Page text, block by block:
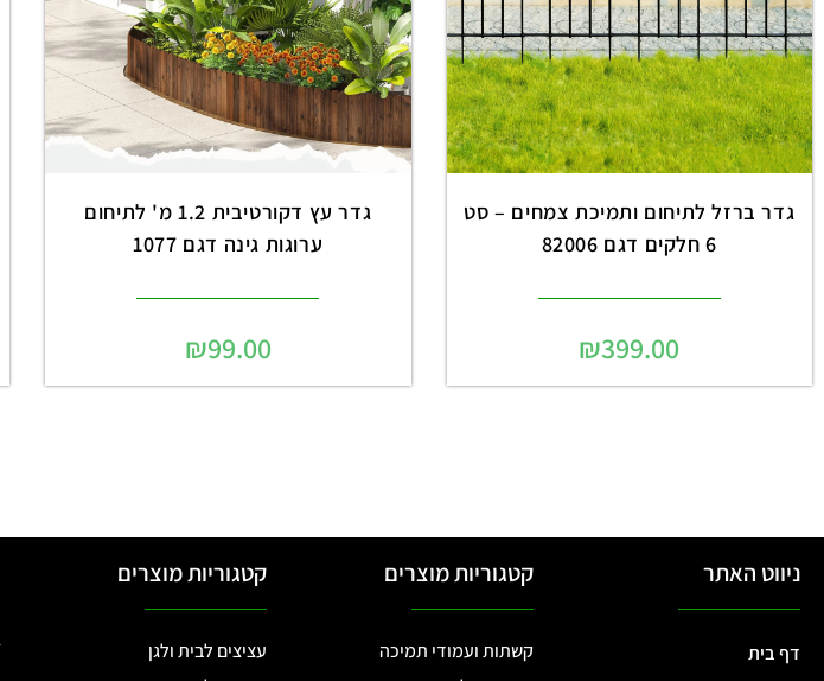
גדר ברזל לתיחום ותמיכת צמחים – סט
6 חלקים דגם 82006
₪399.00
גדר עץ דקורטיבית 1.2 מ' לתיחום
ערוגות גינה דגם 1077
₪99.00
ניווט האתר
דף בית
קטגוריות מוצרים
קשתות ועמודי תמיכה
קטגוריות מוצרים
עציצים לבית ולגן